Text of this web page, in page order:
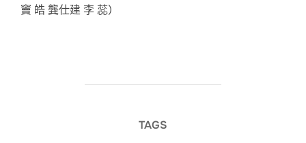
竇 皓 龔仕建 李 蕊）
TAGS